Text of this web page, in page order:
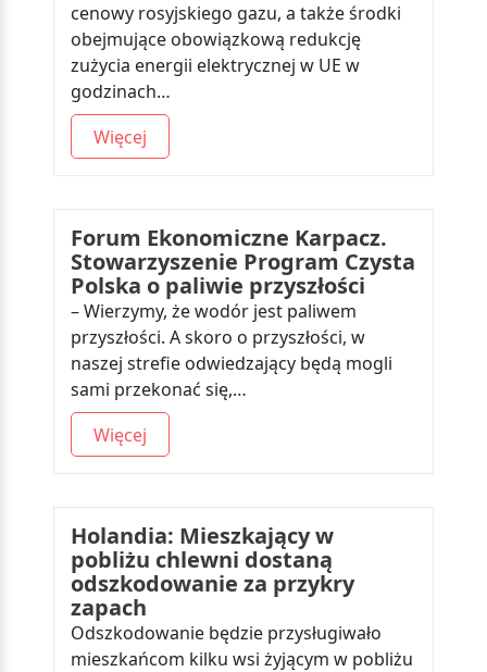
cenowy rosyjskiego gazu, a także środki
obejmujące obowiązkową redukcję
zużycia energii elektrycznej w UE w
godzinach…
Więcej
Forum Ekonomiczne Karpacz.
Stowarzyszenie Program Czysta
Polska o paliwie przyszłości
– Wierzymy, że wodór jest paliwem
przyszłości. A skoro o przyszłości, w
naszej strefie odwiedzający będą mogli
sami przekonać się,…
Więcej
Holandia: Mieszkający w
pobliżu chlewni dostaną
odszkodowanie za przykry
zapach
Odszkodowanie będzie przysługiwało
mieszkańcom kilku wsi żyjącym w pobliżu